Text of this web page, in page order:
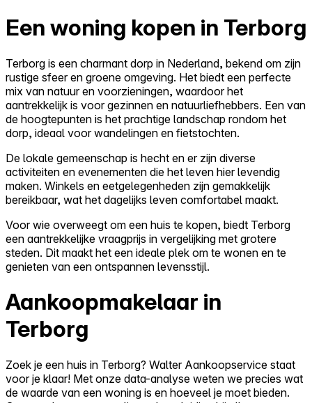
Een woning kopen in Terborg
Terborg is een charmant dorp in Nederland, bekend om zijn
rustige sfeer en groene omgeving. Het biedt een perfecte
mix van natuur en voorzieningen, waardoor het
aantrekkelijk is voor gezinnen en natuurliefhebbers. Een van
de hoogtepunten is het prachtige landschap rondom het
dorp, ideaal voor wandelingen en fietstochten.
De lokale gemeenschap is hecht en er zijn diverse
activiteiten en evenementen die het leven hier levendig
maken. Winkels en eetgelegenheden zijn gemakkelijk
bereikbaar, wat het dagelijks leven comfortabel maakt.
Voor wie overweegt om een huis te kopen, biedt Terborg
een aantrekkelijke vraagprijs in vergelijking met grotere
steden. Dit maakt het een ideale plek om te wonen en te
genieten van een ontspannen levensstijl.
Aankoopmakelaar in
Terborg
Zoek je een huis in Terborg? Walter Aankoopservice staat
voor je klaar! Met onze data-analyse weten we precies wat
de waarde van een woning is en hoeveel je moet bieden.